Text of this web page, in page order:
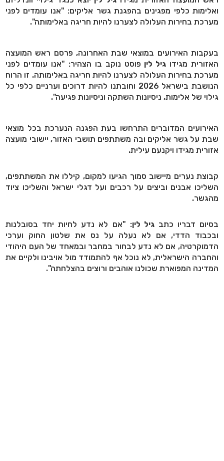
ואלימות כלפי מפגינים בהפגנת גשר אליקים: "אנו עומדים לפני
מערכת בחירות העלולה לצערנו להיות חריגה באלימותה".
בעקבות האירועים במוצאי שבת האחרונה, פרסם ראש המועצה
האזורית מגידוגיל ליןפוסט נוקב בו הצהיר: "אנו עומדים לפני
מערכת בחירות העלולה לצערנו להיות חריגה באלימותה. זו הרוח
הנושבת בישראל 2026 וחובתנו להיות דרוכים וערניים כלפי כל
גילוי של אלימות, ניסיונות השתקה וניסיונות פגיעה".
האירועים המדוברים התרחשו בעת הפגנה הנערכת בכל מוצאי
שבת על גשר אליקים ובה משתתפים תושבי האזור, יישובי מועצה
אזורית מגידו ויקנעם עילית.
קבוצת נערים מיישוב סמוך הגיעו למקום, קיללו את המשתתפים,
השליכו אבנים וביצים על רכבים ועל דגלי ישראל והשליכו ציוד
מהגשר.
בסיום דבריו כתב גיל לין: "אם לא נדע לחיות יחד בסובלנות
ובכבוד הדדי, אם לא נעלה על נס את שלטון החוק וערכי
הדמוקרטיה, אם לא נדע לבחור במחבר ובמאחד של העם היהודי
והחברה הישראלית, לא נוכל אף להתמודד מול אויבינו ולקיים את
המדינה המפוארת שכולנו אוהבים ורוצים בהצלחתה".